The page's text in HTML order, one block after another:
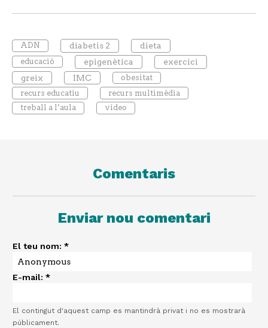
ADN diabetis 2 dieta
educació epigenètica
exercici
greix
IMC
obesitat
recurs educatiu
recurs multimèdia
treball a l’aula
vídeo
Comentaris
Enviar nou comentari
El teu nom: *
E-mail: *
El contingut d'aquest camp es mantindrà privat i no es mostrarà
públicament.